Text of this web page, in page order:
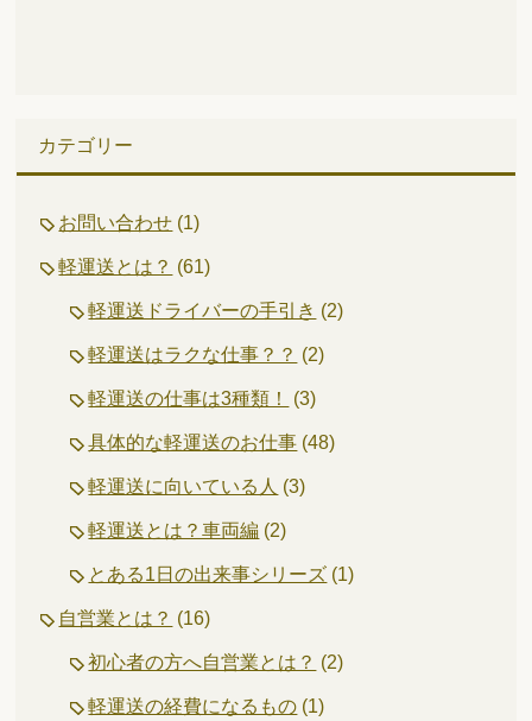
カテゴリー
お問い合わせ (1)
軽運送とは？ (61)
軽運送ドライバーの手引き (2)
軽運送はラクな仕事？？ (2)
軽運送の仕事は3種類！ (3)
具体的な軽運送のお仕事 (48)
軽運送に向いている人 (3)
軽運送とは？車両編 (2)
とある1日の出来事シリーズ (1)
自営業とは？ (16)
初心者の方へ自営業とは？ (2)
軽運送の経費になるもの (1)